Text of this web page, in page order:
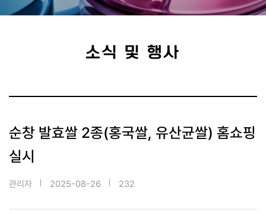
소식 및 행사
순창 발효쌀 2종(홍국쌀, 유산균쌀) 홈쇼핑
실시
관리자 2025-08-26 232